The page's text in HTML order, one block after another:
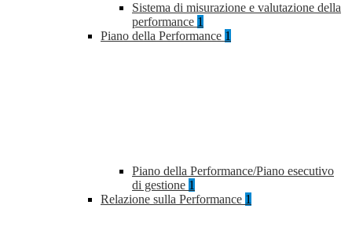
Sistema di misurazione e valutazione della
performance 1
Piano della Performance 1
Piano della Performance/Piano esecutivo
di gestione 1
Relazione sulla Performance 1